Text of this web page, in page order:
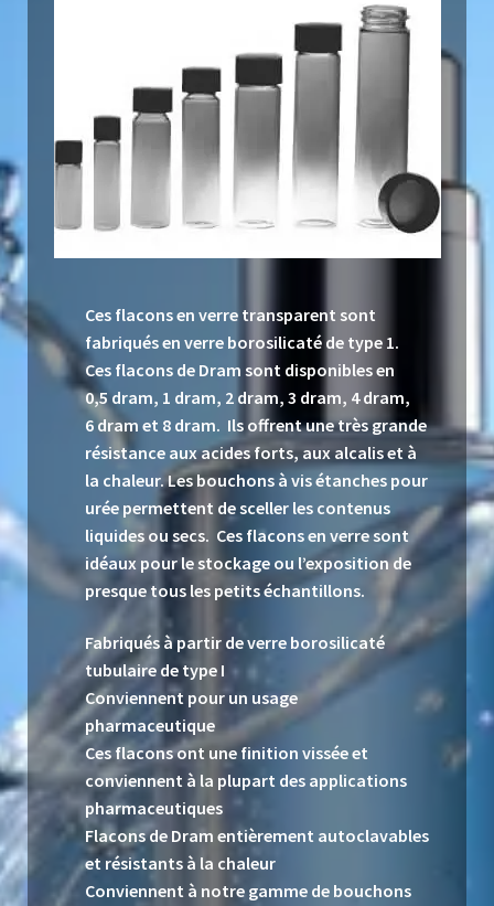
Ces flacons en verre transparent sont
fabriqués en verre borosilicaté de type 1.
Ces flacons de Dram sont disponibles en
0,5 dram, 1 dram, 2 dram, 3 dram, 4 dram,
6 dram et 8 dram. Ils offrent une très grande
résistance aux acides forts, aux alcalis et à
la chaleur. Les bouchons à vis étanches pour
urée permettent de sceller les contenus
liquides ou secs. Ces flacons en verre sont
idéaux pour le stockage ou l’exposition de
presque tous les petits échantillons.
Fabriqués à partir de verre borosilicaté
tubulaire de type I
Conviennent pour un usage
pharmaceutique
Ces flacons ont une finition vissée et
conviennent à la plupart des applications
pharmaceutiques
Flacons de Dram entièrement autoclavables
et résistants à la chaleur
Conviennent à notre gamme de bouchons